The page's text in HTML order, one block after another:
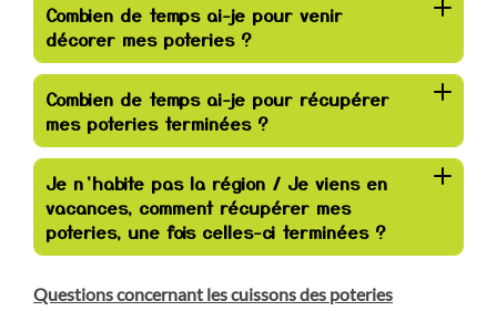
Combien de temps ai-je pour venir
décorer mes poteries ?
Combien de temps ai-je pour récupérer
mes poteries terminées ?
Je n’habite pas la région / Je viens en
vacances, comment récupérer mes
poteries, une fois celles-ci terminées ?
Questions concernant les cuissons des poteries